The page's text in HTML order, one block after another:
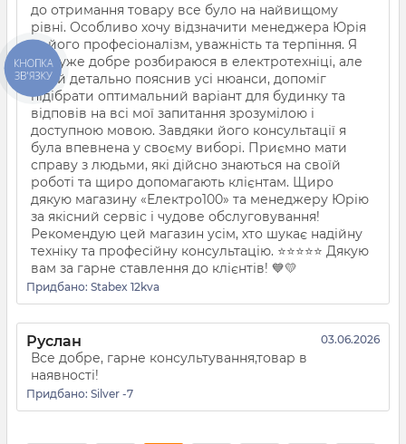
до отримання товару все було на найвищому
рівні. Особливо хочу відзначити менеджера Юрія
за його професіоналізм, уважність та терпіння. Я
не дуже добре розбираюся в електротехніці, але
Юрій детально пояснив усі нюанси, допоміг
підібрати оптимальний варіант для будинку та
відповів на всі мої запитання зрозумілою і
доступною мовою. Завдяки його консультації я
була впевнена у своєму виборі. Приємно мати
справу з людьми, які дійсно знаються на своїй
роботі та щиро допомагають клієнтам. Щиро
дякую магазину «Електро100» та менеджеру Юрію
за якісний сервіс і чудове обслуговування!
Рекомендую цей магазин усім, хто шукає надійну
техніку та професійну консультацію. ⭐⭐⭐⭐⭐ Дякую
вам за гарне ставлення до клієнтів! 💙💛
Придбано: Stabex 12kva
Руслан 03.06.2026
Все добре, гарне консультування,товар в
наявності!
Придбано: Silver -7
КНОПКА
ЗВ'ЯЗКУ